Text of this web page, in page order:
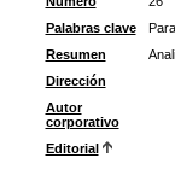
Palabras clave
Resumen
Dirección
Autor
corporativo
Editorial